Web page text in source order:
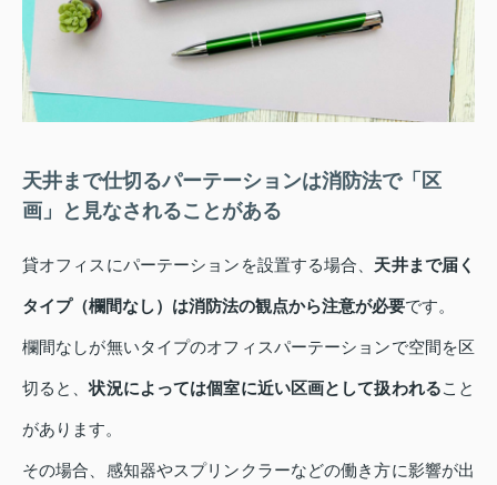
天井まで仕切るパーテーションは消防法で「区
画」と見なされることがある
貸オフィスにパーテーションを設置する場合、 天井まで届く
タイプ（欄間なし）は消防法の観点から注意が必要です。
欄間なしが無いタイプのオフィスパーテーションで空間を区
切ると、状況によっては個室に近い区画として扱われること
があります。
その場合、感知器やスプリンクラーなどの働き方に影響が出